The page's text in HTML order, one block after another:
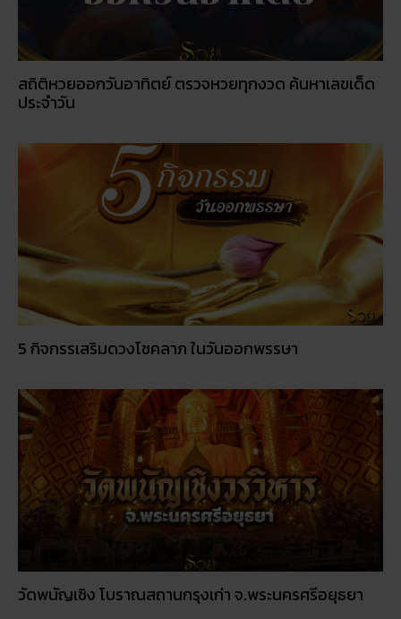
สถิติหวยออกวันอาทิตย์ ตรวจหวยทุกงวด ค้นหาเลขเด็ด
ประจำวัน
5 กิจกรรเสริมดวงโชคลาภ ในวันออกพรรษา
วัดพนัญเชิง โบราณสถานกรุงเก่า จ.พระนครศรีอยุธยา